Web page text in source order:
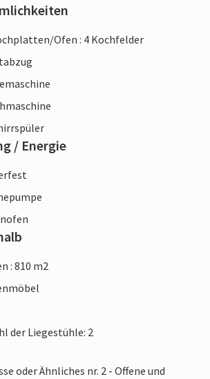
Ofen : 4 Kochfelder
/ Energie
: 810 m2
der Liegestühle: 2
oder Ähnliches nr. 2 - Offene und